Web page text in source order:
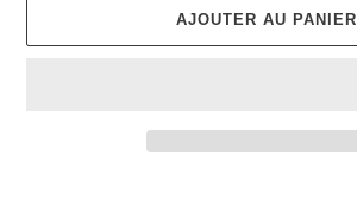
AJOUTER AU PANIER